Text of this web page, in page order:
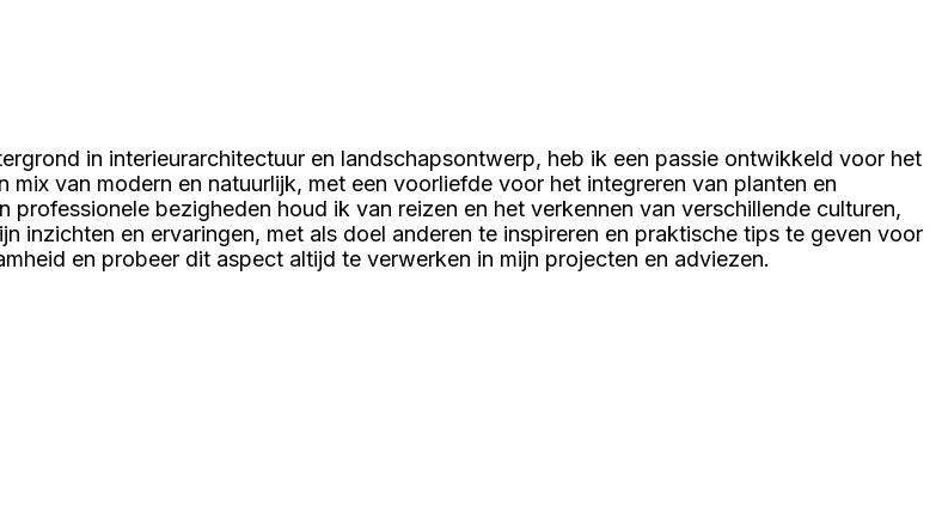
in interieurarchitectuur en landschapsontwerp, heb ik een passie ontwikkeld voor het
van modern en natuurlijk, met een voorliefde voor het integreren van planten en
bezigheden houd ik van reizen en het verkennen van verschillende culturen,
inzichten en ervaringen, met als doel anderen te inspireren en praktische tips te geven voor
en probeer dit aspect altijd te verwerken in mijn projecten en adviezen.